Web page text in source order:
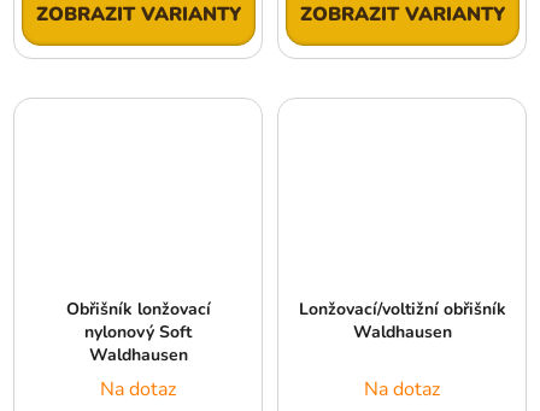
ZOBRAZIT VARIANTY ZOBRAZIT VARIANTY
Obřišník lonžovací
nylonový Soft
Waldhausen
Na dotaz
Lonžovací/voltižní obřišník
Waldhausen
Na dotaz